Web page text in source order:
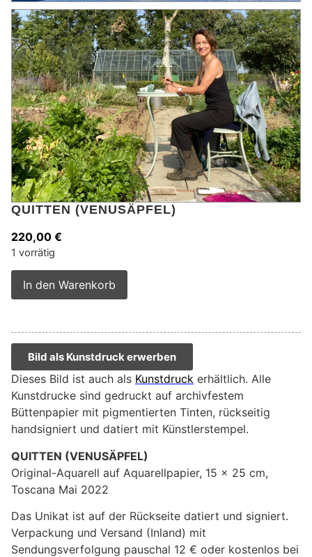
QUITTEN (VENUSÄPFEL)
220,00 €
1 vorrätig
In den Warenkorb
Bild als Kunstdruck erwerben
Dieses Bild ist auch als Kunstdruck erhältlich. Alle
Kunstdrucke sind gedruckt auf archivfestem
Büttenpapier mit pigmentierten Tinten, rückseitig
handsigniert und datiert mit Künstlerstempel.
QUITTEN (VENUSÄPFEL)
Original-Aquarell auf Aquarellpapier, 15 x 25 cm,
Toscana Mai 2022
Das Unikat ist auf der Rückseite datiert und signiert.
Verpackung und Versand (Inland) mit
Sendungsverfolgung pauschal 12 € oder kostenlos bei